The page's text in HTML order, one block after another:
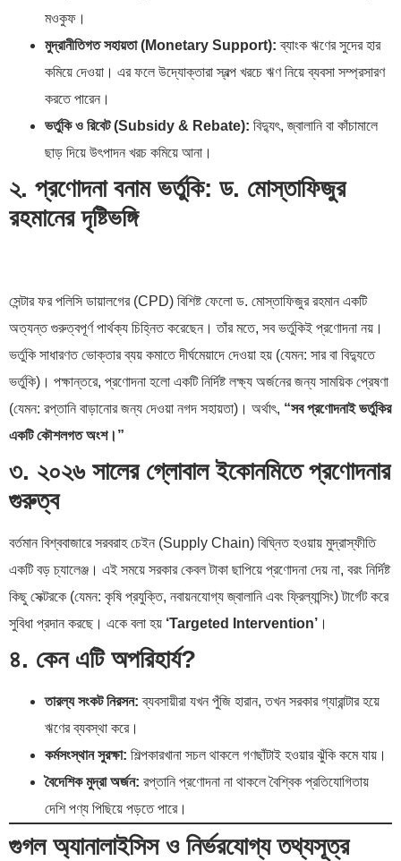
মওকুফ।
মুদ্রানীতিগত সহায়তা (Monetary Support): ব্যাংক ঋণের সুদের হার
কমিয়ে দেওয়া। এর ফলে উদ্যোক্তারা স্বল্প খরচে ঋণ নিয়ে ব্যবসা সম্প্রসারণ
করতে পারেন।
ভর্তুকি ও রিবেট (Subsidy & Rebate): বিদ্যুৎ, জ্বালানি বা কাঁচামালে
ছাড় দিয়ে উৎপাদন খরচ কমিয়ে আনা।
২. প্রণোদনা বনাম ভর্তুকি: ড. মোস্তাফিজুর
রহমানের দৃষ্টিভঙ্গি
সেন্টার ফর পলিসি ডায়ালগের (CPD) বিশিষ্ট ফেলো ড. মোস্তাফিজুর রহমান একটি
অত্যন্ত গুরুত্বপূর্ণ পার্থক্য চিহ্নিত করেছেন। তাঁর মতে, সব ভর্তুকিই প্রণোদনা নয়।
ভর্তুকি সাধারণত ভোক্তার ব্যয় কমাতে দীর্ঘমেয়াদে দেওয়া হয় (যেমন: সার বা বিদ্যুতে
ভর্তুকি)। পক্ষান্তরে, প্রণোদনা হলো একটি নির্দিষ্ট লক্ষ্য অর্জনের জন্য সাময়িক প্রেষণা
(যেমন: রপ্তানি বাড়ানোর জন্য দেওয়া নগদ সহায়তা)। অর্থাৎ, “সব প্রণোদনাই ভর্তুকির
একটি কৌশলগত অংশ।”
৩. ২০২৬ সালের গ্লোবাল ইকোনমিতে প্রণোদনার
গুরুত্ব
বর্তমান বিশ্ববাজারে সরবরাহ চেইন (Supply Chain) বিঘ্নিত হওয়ায় মুদ্রাস্ফীতি
একটি বড় চ্যালেঞ্জ। এই সময়ে সরকার কেবল টাকা ছাপিয়ে প্রণোদনা দেয় না, বরং নির্দিষ্ট
কিছু সেক্টরকে (যেমন: কৃষি প্রযুক্তি, নবায়নযোগ্য জ্বালানি এবং ফ্রিল্যান্সিং) টার্গেট করে
সুবিধা প্রদান করছে। একে বলা হয় ‘Targeted Intervention’ ।
৪. কেন এটি অপরিহার্য?
তারল্য সংকট নিরসন: ব্যবসায়ীরা যখন পুঁজি হারান, তখন সরকার গ্যারান্টার হয়ে
ঋণের ব্যবস্থা করে।
কর্মসংস্থান সুরক্ষা: শিল্পকারখানা সচল থাকলে গণছাঁটাই হওয়ার ঝুঁকি কমে যায়।
বৈদেশিক মুদ্রা অর্জন: রপ্তানি প্রণোদনা না থাকলে বৈশ্বিক প্রতিযোগিতায়
দেশি পণ্য পিছিয়ে পড়তে পারে।
গুগল অ্যানালাইসিস ও নির্ভরযোগ্য তথ্যসূত্র